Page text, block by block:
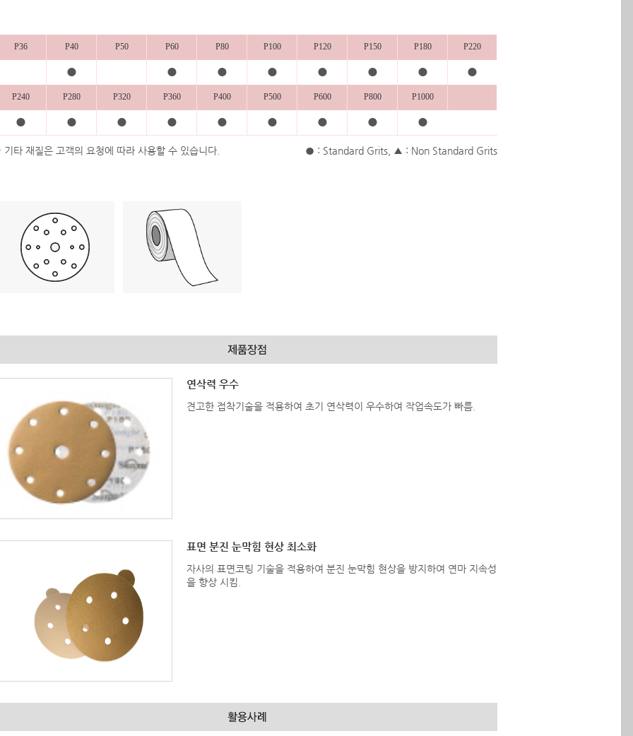
P36 P40 P50 P60 P80 P100 P120 P150 P180 P220
● ● ● ● ● ● ● ●
P240 P280 P320 P360 P400 P500 P600 P800 P1000
● ● ● ● ● ● ● ● ●
기타 재질은 고객의 요청에 따라 사용할 수 있습니다. ● : Standard Grits, ▲ : Non Standard Grits
연삭력 우수
견고한 접착기술을 적용하여 초기 연삭력이 우수하여 작업속도가 빠름.
표면 분진 눈막힘 현상 최소화
자사의 표면코팅 기술을 적용하여 분진 눈막힘 현상을 방지하여 연마 지속성
을 향상 시킴.